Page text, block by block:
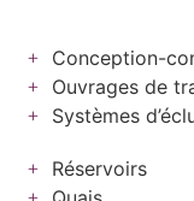
Conception-
Ouvrages de
Systèmes
Réservoirs